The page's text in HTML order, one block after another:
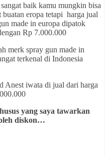
baik kamu mungkin bisa
buatan eropa tetapi harga jual
made in europa dipatok
Rp 7.000.000
merk spray gun made in
terkenal di Indonesia
Anest iwata di jual dari harga
yang saya tawarkan
diskon…